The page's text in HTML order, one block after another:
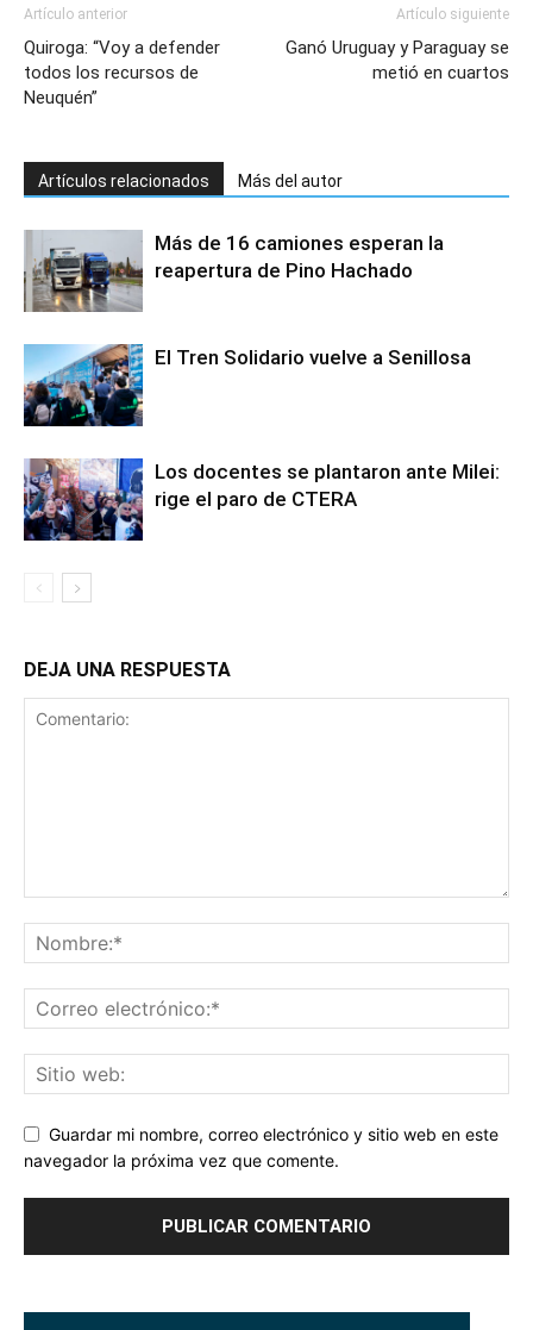
Artículo anterior
Quiroga: “Voy a defender
todos los recursos de
Neuquén”
Artículo siguiente
Ganó Uruguay y Paraguay se
metió en cuartos
Artículos relacionados Más del autor
Más de 16 camiones esperan la
reapertura de Pino Hachado
El Tren Solidario vuelve a Senillosa
Los docentes se plantaron ante Milei:
rige el paro de CTERA
DEJA UNA RESPUESTA
Guardar mi nombre, correo electrónico y sitio web en este
navegador la próxima vez que comente.